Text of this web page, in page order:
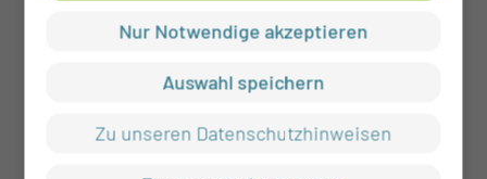
Nur Notwendige akzeptieren
Auswahl speichern
Zu unseren Datenschutzhinweisen